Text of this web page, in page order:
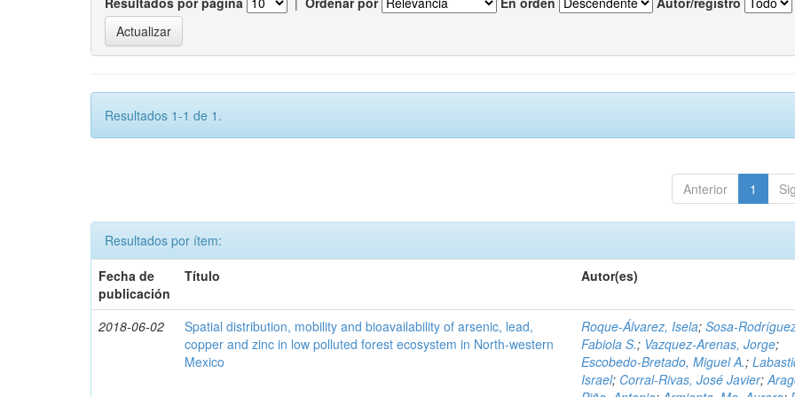
Resultados 1-1 de 1.
Anterior 1
Resultados por ítem:
Fecha de
publicación
Título Autor(es)
2018-06-02
Spatial distribution, mobility and bioavailability of arsenic, lead,
copper and zinc in low polluted forest ecosystem in North-western
Mexico
Roque-Álvarez, Isela;Sosa-
Fabiola S.; Vazquez-Arenas, Jorge;
Escobedo-Bretado, Miguel A.;
Israel; Corral-Rivas, José Javier;